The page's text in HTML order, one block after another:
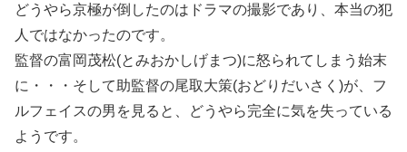
どうやら京極が倒したのはドラマの撮影であり、本当の犯
人ではなかったのです。
監督の富岡茂松(とみおかしげまつ)に怒られてしまう始末
に・・・そして助監督の尾取大策(おどりだいさく)が、フ
ルフェイスの男を見ると、どうやら完全に気を失っている
ようです。